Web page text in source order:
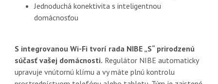
Jednoduchá konektivita s inteligentnou
domácnosťou
S integrovanou Wi-Fi tvorí rada NIBE „S“ prirodzenú
súčasť vašej domácnosti. Regulátor NIBE automaticky
upravuje vnútornú klímu a vy máte plnú kontrolu